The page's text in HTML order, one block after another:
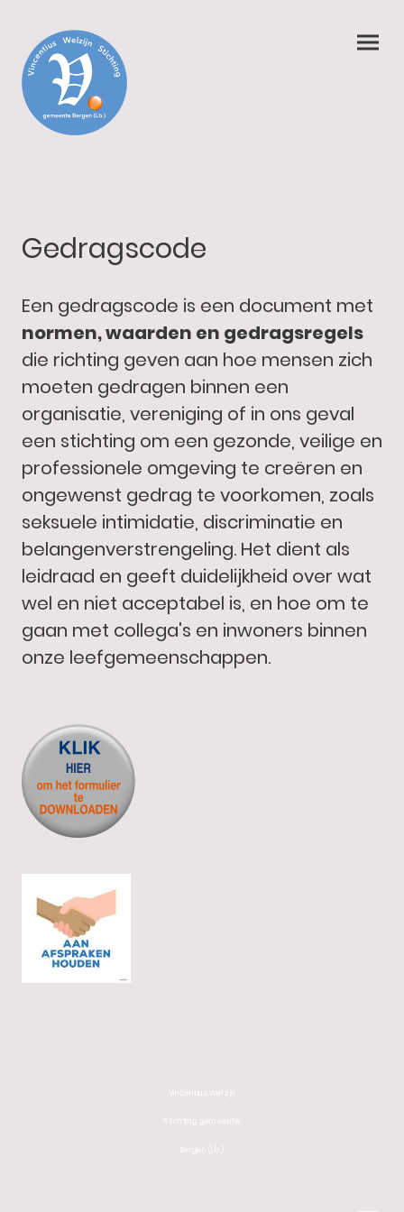
Gedragscode
Een gedragscode is een document met
normen, waarden en gedragsregels
die richting geven aan hoe mensen zich
moeten gedragen binnen een
organisatie, vereniging of in ons geval
een stichting om een gezonde, veilige en
professionele omgeving te creëren en
ongewenst gedrag te voorkomen, zoals
seksuele intimidatie, discriminatie en
belangenverstrengeling. Het dient als
leidraad en geeft duidelijkheid over wat
wel en niet acceptabel is, en hoe om te
gaan met collega's en inwoners binnen
onze leefgemeenschappen.
Vincentius Welzijn
Stichting gemeente
Bergen (Lb.)